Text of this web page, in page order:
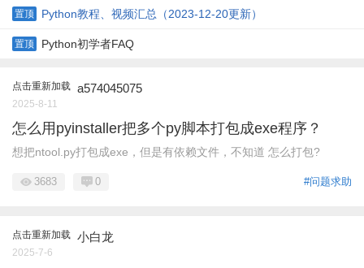
置顶 Python教程、视频汇总（2023-12-20更新）
置顶 Python初学者FAQ
点击重新加载 a574045075
2025-8-11
怎么用pyinstaller把多个py脚本打包成exe程序？
想把ntool.py打包成exe，但是有依赖文件，不知道 怎么打包?
#问题求助
3683 0
点击重新加载 小白龙
2025-7-6